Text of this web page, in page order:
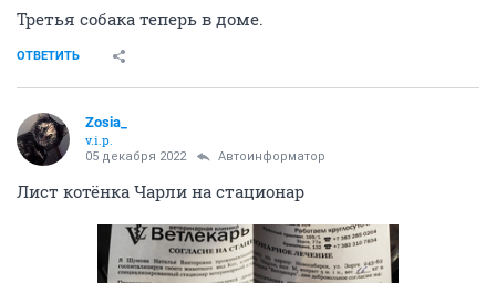
Третья собака теперь в доме.
ОТВЕТИТЬ
Zosia_
v.i.p.
05 декабря 2022 Автоинформатор
Лист котёнка Чарли на стационар